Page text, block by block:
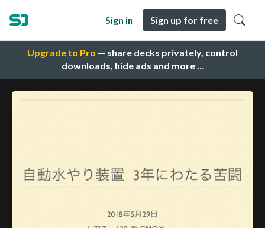
Upgrade to Pro — share decks privately, control
downloads, hide ads and more …
Sign in Sign up for free